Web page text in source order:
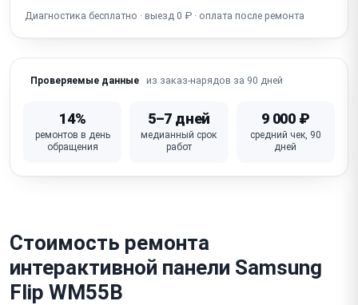
Перегрев / шумит вентилятор / тормозит
Разбито / треснуло стекло / повреждён сенсорный
Неисправна основная плата / процессор
Диагностика бесплатно · выезд 0 ₽ · оплата после ремонта
Проверяемые данные из заказ-нарядов за 90 дней
14%
ремонтов в день
обращения
5–7 дней
медианный срок
работ
9 000 ₽
средний чек, 90
дней
Стоимость ремонта
интерактивной панели Samsung
Flip WM55B